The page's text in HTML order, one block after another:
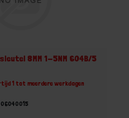
8MM 1-5NM 604B/5
1 tot meerdere werkdagen